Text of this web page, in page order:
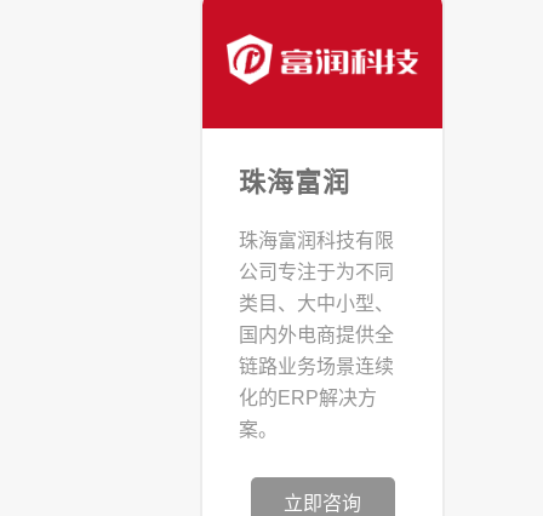
珠海富润
珠海富润科技有限
公司专注于为不同
类目、大中小型、
国内外电商提供全
链路业务场景连续
化的ERP解决方
案。
立即咨询